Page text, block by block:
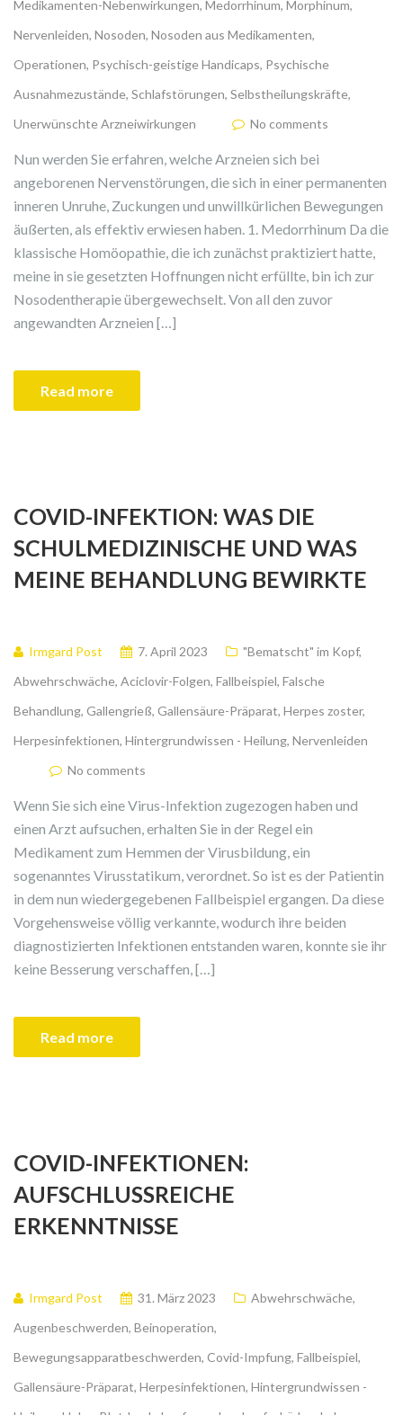
Medikamenten-Nebenwirkungen, Medorrhinum, Morphinum,
Nervenleiden, Nosoden, Nosoden aus Medikamenten,
Operationen, Psychisch-geistige Handicaps, Psychische
Ausnahmezustände, Schlafstörungen, Selbstheilungskräfte,
Unerwünschte Arzneiwirkungen
No comments
Nun werden Sie erfahren, welche Arzneien sich bei
angeborenen Nervenstörungen, die sich in einer permanenten
inneren Unruhe, Zuckungen und unwillkürlichen Bewegungen
äußerten, als effektiv erwiesen haben. 1. Medorrhinum Da die
klassische Homöopathie, die ich zunächst praktiziert hatte,
meine in sie gesetzten Hoffnungen nicht erfüllte, bin ich zur
Nosodentherapie übergewechselt. Von all den zuvor
angewandten Arzneien […]
Read more
COVID-INFEKTION: WAS DIE
SCHULMEDIZINISCHE UND WAS
MEINE BEHANDLUNG BEWIRKTE
Irmgard Post 7. April 2023 "Bematscht" im Kopf,
Abwehrschwäche, Aciclovir-Folgen, Fallbeispiel, Falsche
Behandlung, Gallengrieß, Gallensäure-Präparat, Herpes zoster,
Herpesinfektionen, Hintergrundwissen - Heilung, Nervenleiden
No comments
Wenn Sie sich eine Virus-Infektion zugezogen haben und
einen Arzt aufsuchen, erhalten Sie in der Regel ein
Medikament zum Hemmen der Virusbildung, ein
sogenanntes Virusstatikum, verordnet. So ist es der Patientin
in dem nun wiedergegebenen Fallbeispiel ergangen. Da diese
Vorgehensweise völlig verkannte, wodurch ihre beiden
diagnostizierten Infektionen entstanden waren, konnte sie ihr
keine Besserung verschaffen, […]
Read more
COVID-INFEKTIONEN:
AUFSCHLUSSREICHE
ERKENNTNISSE
Irmgard Post 31. März 2023 Abwehrschwäche,
Augenbeschwerden, Beinoperation,
Bewegungsapparatbeschwerden, Covid-Impfung, Fallbeispiel,
Gallensäure-Präparat, Herpesinfektionen, Hintergrundwissen -